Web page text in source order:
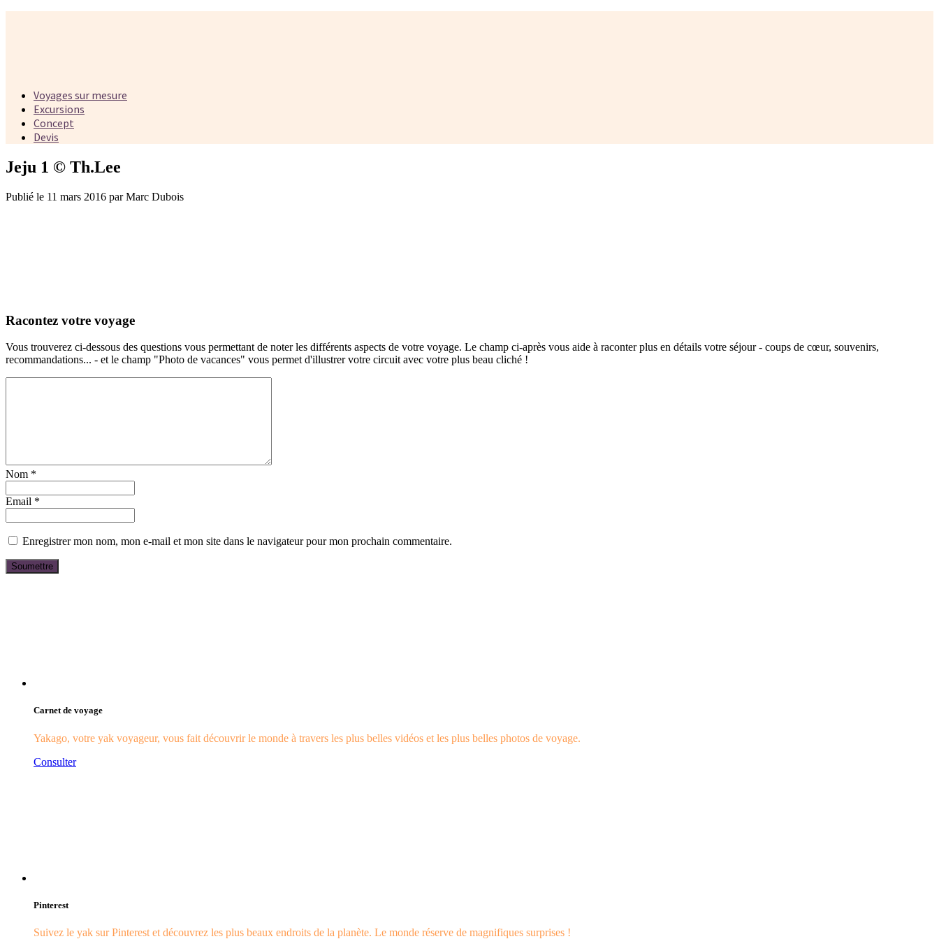
Voyages sur mesure
Excursions
Concept
Devis
Jeju 1 © Th.Lee
Publié le 11 mars 2016 par Marc Dubois
Racontez votre voyage
Vous trouverez ci-dessous des questions vous permettant de noter les différents aspects de votre voyage. Le champ ci-après vous aide à raconter plus en détails votre séjour - coups de cœur, souvenirs,
recommandations... - et le champ "Photo de vacances" vous permet d'illustrer votre circuit avec votre plus beau cliché !
Nom *
Email *
Enregistrer mon nom, mon e-mail et mon site dans le navigateur pour mon prochain commentaire.
Carnet de voyage
Yakago, votre yak voyageur, vous fait découvrir le monde à travers les plus belles vidéos et les plus belles photos de voyage.
Consulter
Pinterest
Suivez le yak sur Pinterest et découvrez les plus beaux endroits de la planète. Le monde réserve de magnifiques surprises !